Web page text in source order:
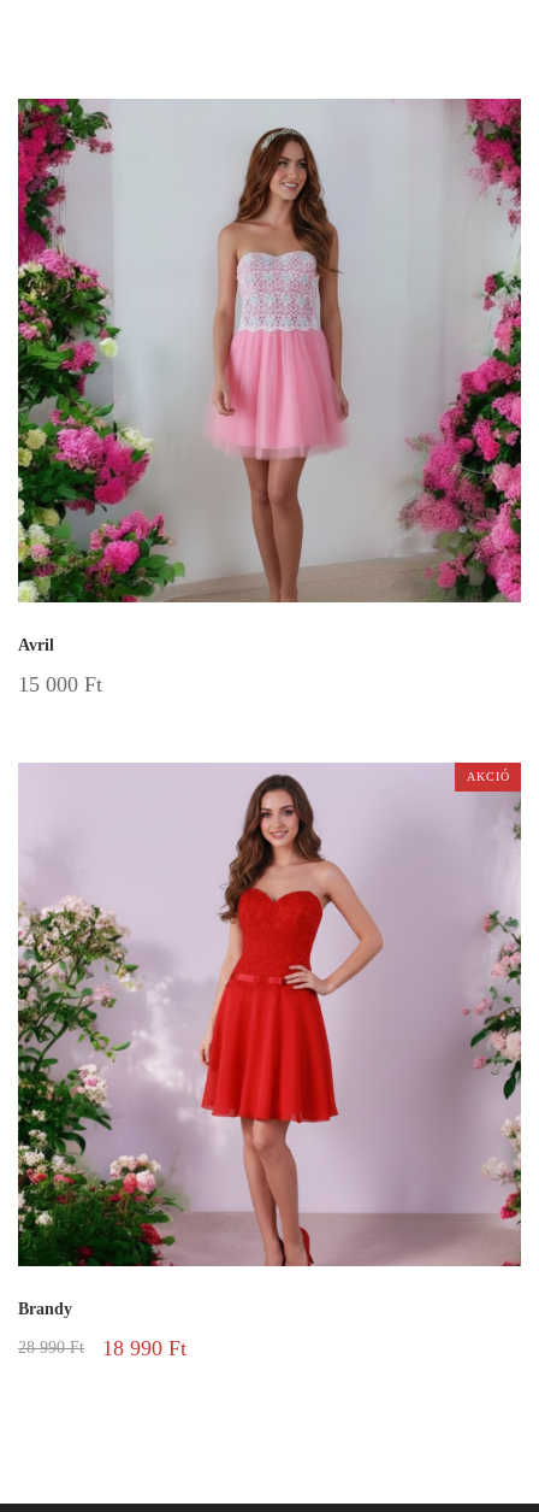
Avril
15 000 Ft
AKCIÓ
Brandy
28 990Ft 18 990 Ft